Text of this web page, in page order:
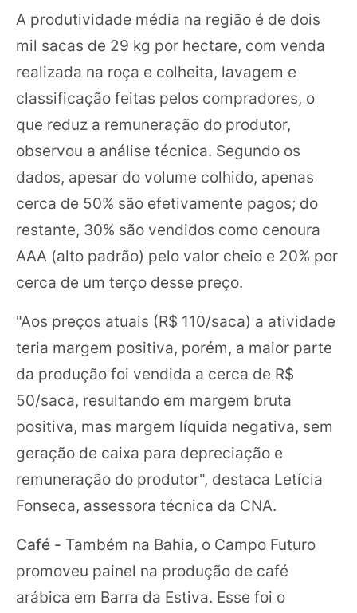
A produtividade média na região é de dois
mil sacas de 29 kg por hectare, com venda
realizada na roça e colheita, lavagem e
classificação feitas pelos compradores, o
que reduz a remuneração do produtor,
observou a análise técnica. Segundo os
dados, apesar do volume colhido, apenas
cerca de 50% são efetivamente pagos; do
restante, 30% são vendidos como cenoura
AAA (alto padrão) pelo valor cheio e 20% por
cerca de um terço desse preço.
"Aos preços atuais (R$ 110/saca) a atividade
teria margem positiva, porém, a maior parte
da produção foi vendida a cerca de R$
50/saca, resultando em margem bruta
positiva, mas margem líquida negativa, sem
geração de caixa para depreciação e
remuneração do produtor", destaca Letícia
Fonseca, assessora técnica da CNA.
Café - Também na Bahia, o Campo Futuro
promoveu painel na produção de café
arábica em Barra da Estiva. Esse foi o